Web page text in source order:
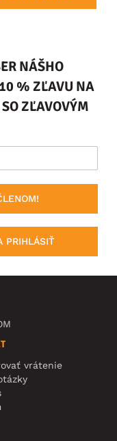
NÁŠHO
% ZĽAVU NA
ZĽAVOVÝM
PRIHLÁSIŤ
vrátenie